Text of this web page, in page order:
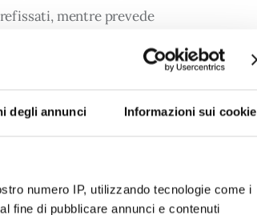
degli annunci Informazioni sui cookie
numero IP, utilizzando tecnologie come i
fine di pubblicare annunci e contenuti
mentre prevede
“commerciale”
, ossia è
tempi, modalità e
di due macro-